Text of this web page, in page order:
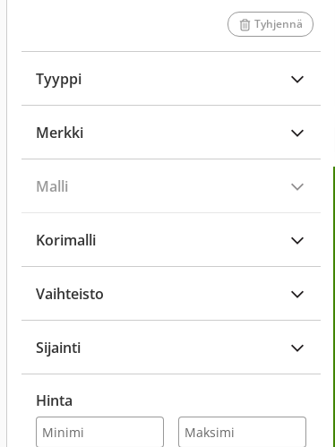
Tyhjennä
Tyyppi
Merkki
Malli
Korimalli
Vaihteisto
Sijainti
Hinta